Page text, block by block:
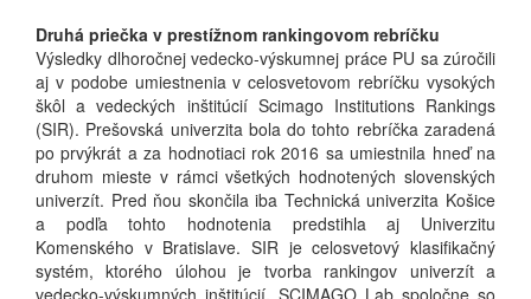
Druhá priečka v prestížnom rankingovom rebríčku
Výsledky dlhoročnej vedecko-výskumnej práce PU sa zúročili
aj v podobe umiestnenia v celosvetovom rebríčku vysokých
škôl a vedeckých inštitúcií Scimago Institutions Rankings
(SIR). Prešovská univerzita bola do tohto rebríčka zaradená
po prvýkrát a za hodnotiaci rok 2016 sa umiestnila hneď na
druhom mieste v rámci všetkých hodnotených slovenských
univerzít. Pred ňou skončila iba Technická univerzita Košice
a podľa tohto hodnotenia predstihla aj Univerzitu
Komenského v Bratislave. SIR je celosvetový klasifikačný
systém, ktorého úlohou je tvorba rankingov univerzít a
vedecko-výskumných inštitúcií. SCIMAGO Lab spoločne so